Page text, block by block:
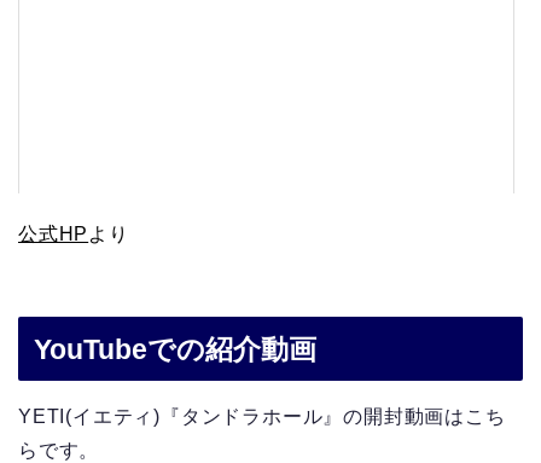
公式HP より
YouTubeでの紹介動画
YETI(イエティ)『タンドラホール』の開封動画はこち
らです。